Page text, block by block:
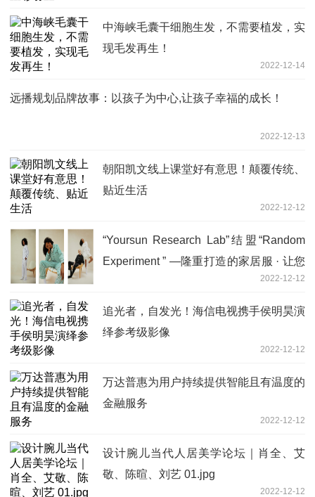
中海峡毛囊干细胞生发，不需要植发，实
现毛发再生！
2022-12-14
远播规划品牌故事：以孩子为中心,让孩子幸福的成长！
2022-12-13
朝阳凯文线上课堂好有意思！颠覆传统、
贴近生活
2022-12-12
“Yoursun Research Lab”结盟“Random
Experiment ” —隆重打造的家居服 · 让您
2022-12-12
追光者，自发光！海信电视携手侯明昊演
绎参考级影像
2022-12-12
万达普惠为用户持续提供智能且有温度的
金融服务
2022-12-12
设计腕儿当代人居美学论坛｜肖全、艾
敬、陈暄、刘艺 01.jpg
2022-12-12